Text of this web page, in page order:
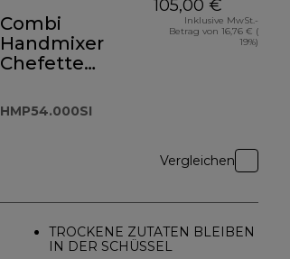
Combi
Handmixer
Chefette
HMP54.000SI
105,00 €
Inklusive MwSt.-
Betrag von 16,76 € (
19%)
Vergleichen
TROCKENE ZUTATEN BLEIBEN
IN DER SCHÜSSEL